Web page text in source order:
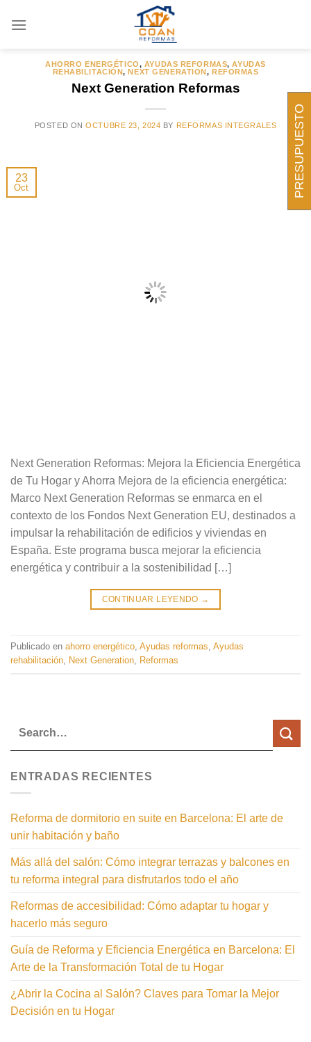
ARCHIVOS DE CATEGORÍA:
AHORRO ENERGÉTICO, AYUDAS REFORMAS,AYUDAS
REHABILITACIÓN,NEXT GENERATION, REFORMAS
Next Generation Reformas
POSTED ONOCTUBRE 23, 2024 BY REFORMAS INTEGRALES
23
Oct
Next Generation Reformas: Mejora la Eficiencia Energética
de Tu Hogar y Ahorra Mejora de la eficiencia energética:
Marco Next Generation Reformas se enmarca en el
contexto de los Fondos Next Generation EU, destinados a
impulsar la rehabilitación de edificios y viviendas en
España. Este programa busca mejorar la eficiencia
energética y contribuir a la sostenibilidad […]
CONTINUAR LEYENDO →
Publicado en ahorro energético Ayudas reformas Ayudas
rehabilitación
Next Generation Reformas
ENTRADAS RECIENTES
Reforma de dormitorio en suite en Barcelona: El arte de
unir habitación y baño
Más allá del salón: Cómo integrar terrazas y balcones en
tu reforma integral para disfrutarlos todo el año
Reformas de accesibilidad: Cómo adaptar tu hogar y
hacerlo más seguro
Guía de Reforma y Eficiencia Energética en Barcelona: El
Arte de la Transformación Total de tu Hogar
¿Abrir la Cocina al Salón? Claves para Tomar la Mejor
Decisión en tu Hogar
PRESUPUESTO